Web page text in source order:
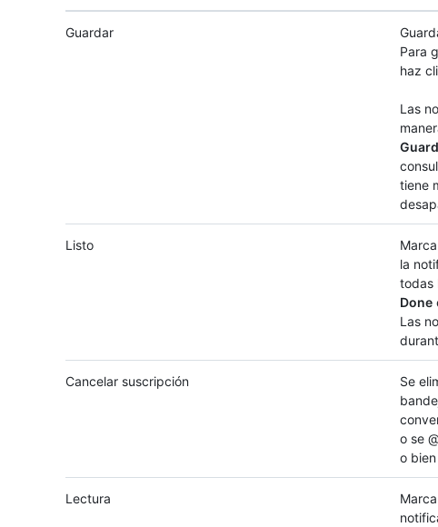
Guardar
Para
haz
Las
tiene
Listo
la
todas
Done
Las
Cancelar suscripción
Se
o se
o
Lectura